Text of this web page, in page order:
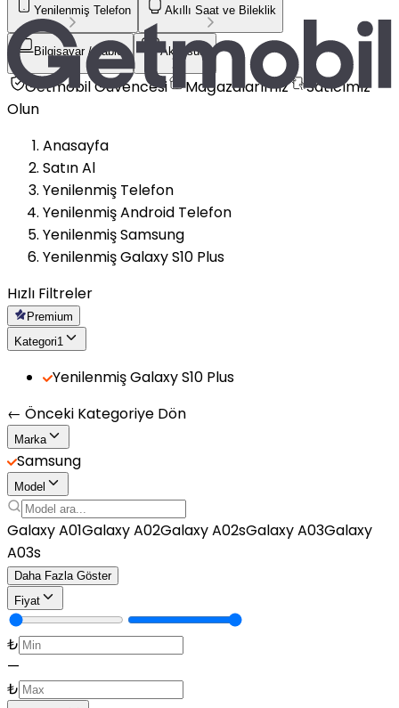
Yenilenmiş Telefon Akıllı Saat ve Bileklik
Bilgisayar / Tablet Aksesuar
Getmobil Güvencesi Mağazalarımız
Satıcımız
Olun
Anasayfa
Satın Al
Yenilenmiş Telefon
Yenilenmiş Android Telefon
Yenilenmiş Samsung
Yenilenmiş Galaxy S10 Plus
Hızlı Filtreler
Premium
Kategori1
Yenilenmiş Galaxy S10 Plus
← Önceki Kategoriye Dön
Marka
Samsung
Model
Galaxy A01Galaxy A02Galaxy A02sGalaxy A03Galaxy
A03s
Daha Fazla Göster
Fiyat
₺
—
₺